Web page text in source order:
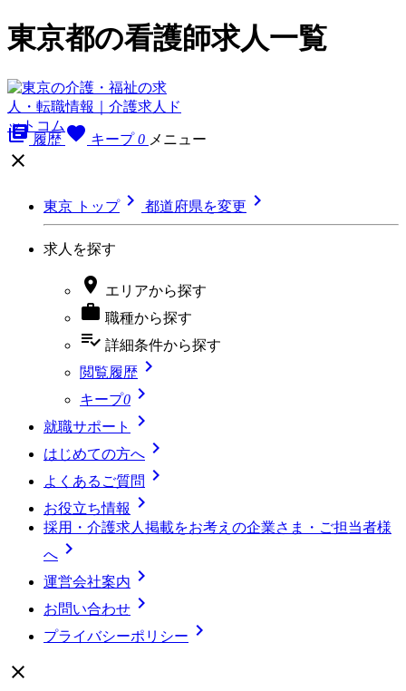
東京都の看護師求人一覧
library_books 履歴 favorite キープ 0 メニュー

東京 トップ 都道府県を変更 
求人を探す
 エリアから探す
 職種から探す
playlist_add_check 詳細条件から探す
閲覧履歴 
キープ0 
就職サポート 
はじめての方へ 
よくあるご質問 
お役立ち情報 
採用・介護求人掲載をお考えの企業さま・ご担当者様
へ 
運営会社案内 
お問い合わせ 
プライバシーポリシー 
